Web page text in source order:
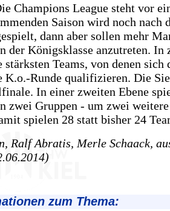
Champions League steht vor
Saison wird noch nach
dann aber sollen mehr
der Königsklasse anzutreten. In
stärksten Teams, von denen sich
K.o.-Runde qualifizieren. Die
In einer zweiten Ebene
zwei Gruppen - um zwei
spielen 28 statt bisher 24
Ralf Abratis, Merle Schaack,
zum Thema: